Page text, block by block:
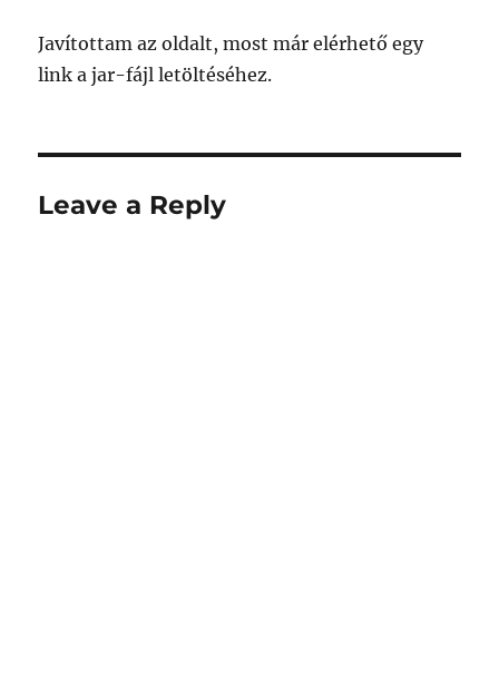
Javítottam az oldalt, most már elérhető egy
link a jar-fájl letöltéséhez.
Leave a Reply